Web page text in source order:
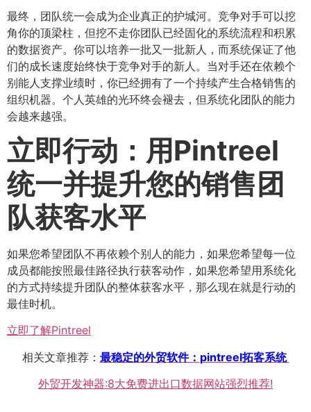
最终，团队统一会成为企业真正的护城河。竞争对手可以挖
角你的顶梁柱，但挖不走你团队已经固化的系统流程和积累
的数据资产。你可以培养一批又一批新人，而系统保证了他
们的成长速度始终快于竞争对手的新人。当对手还在依赖个
别能人支撑业绩时，你已经拥有了一个持续产生合格销售的
组织机器。个人英雄的光环终会褪去，但系统化团队的能力
会越来越强。
立即行动：用Pintreel
统一并提升您的销售团
队获客水平
如果您希望团队不再依赖个别人的能力，如果您希望每一位
成员都能按照最佳路径执行获客动作，如果您希望用系统化
的方式持续提升团队的整体获客水平，那么现在就是行动的
最佳时机。
立即了解Pintreel
相关文章推荐： 最稳定的外贸软件：pintreel拓客系统
外贸开发神器:8大免费进出口数据网站强烈推荐!